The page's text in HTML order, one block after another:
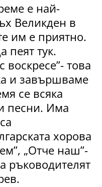
е най-
Великден в
им е приятно.
пеят тук.
воскресе”- това
и завършваме
се всяка
песни. Има
хорова
„Отче наш”-
ръководителят